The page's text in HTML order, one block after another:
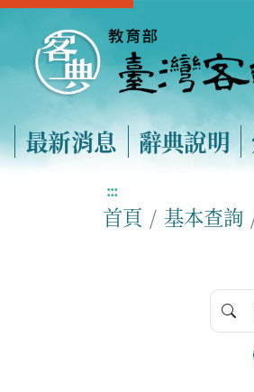
最新消息 辭典說明
:::
首頁 基本查詢